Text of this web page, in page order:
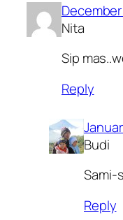
Nita
Sip
Reply
Budi
Sami-
Reply